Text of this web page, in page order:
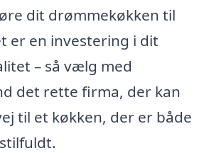
dit drømmekøkken til
er en investering i dit
– så vælg med
det rette firma, der kan
til et køkken, der er både